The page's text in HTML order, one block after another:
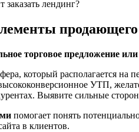
продающего
торговое предложение
который располагается на
УТП,
Выявите сильные
помогает понять
в клиентов.